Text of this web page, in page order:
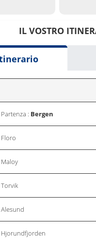
IL VOSTRO
Partenza : Bergen
Floro
Maloy
Torvik
Alesund
Hjorundfjorden